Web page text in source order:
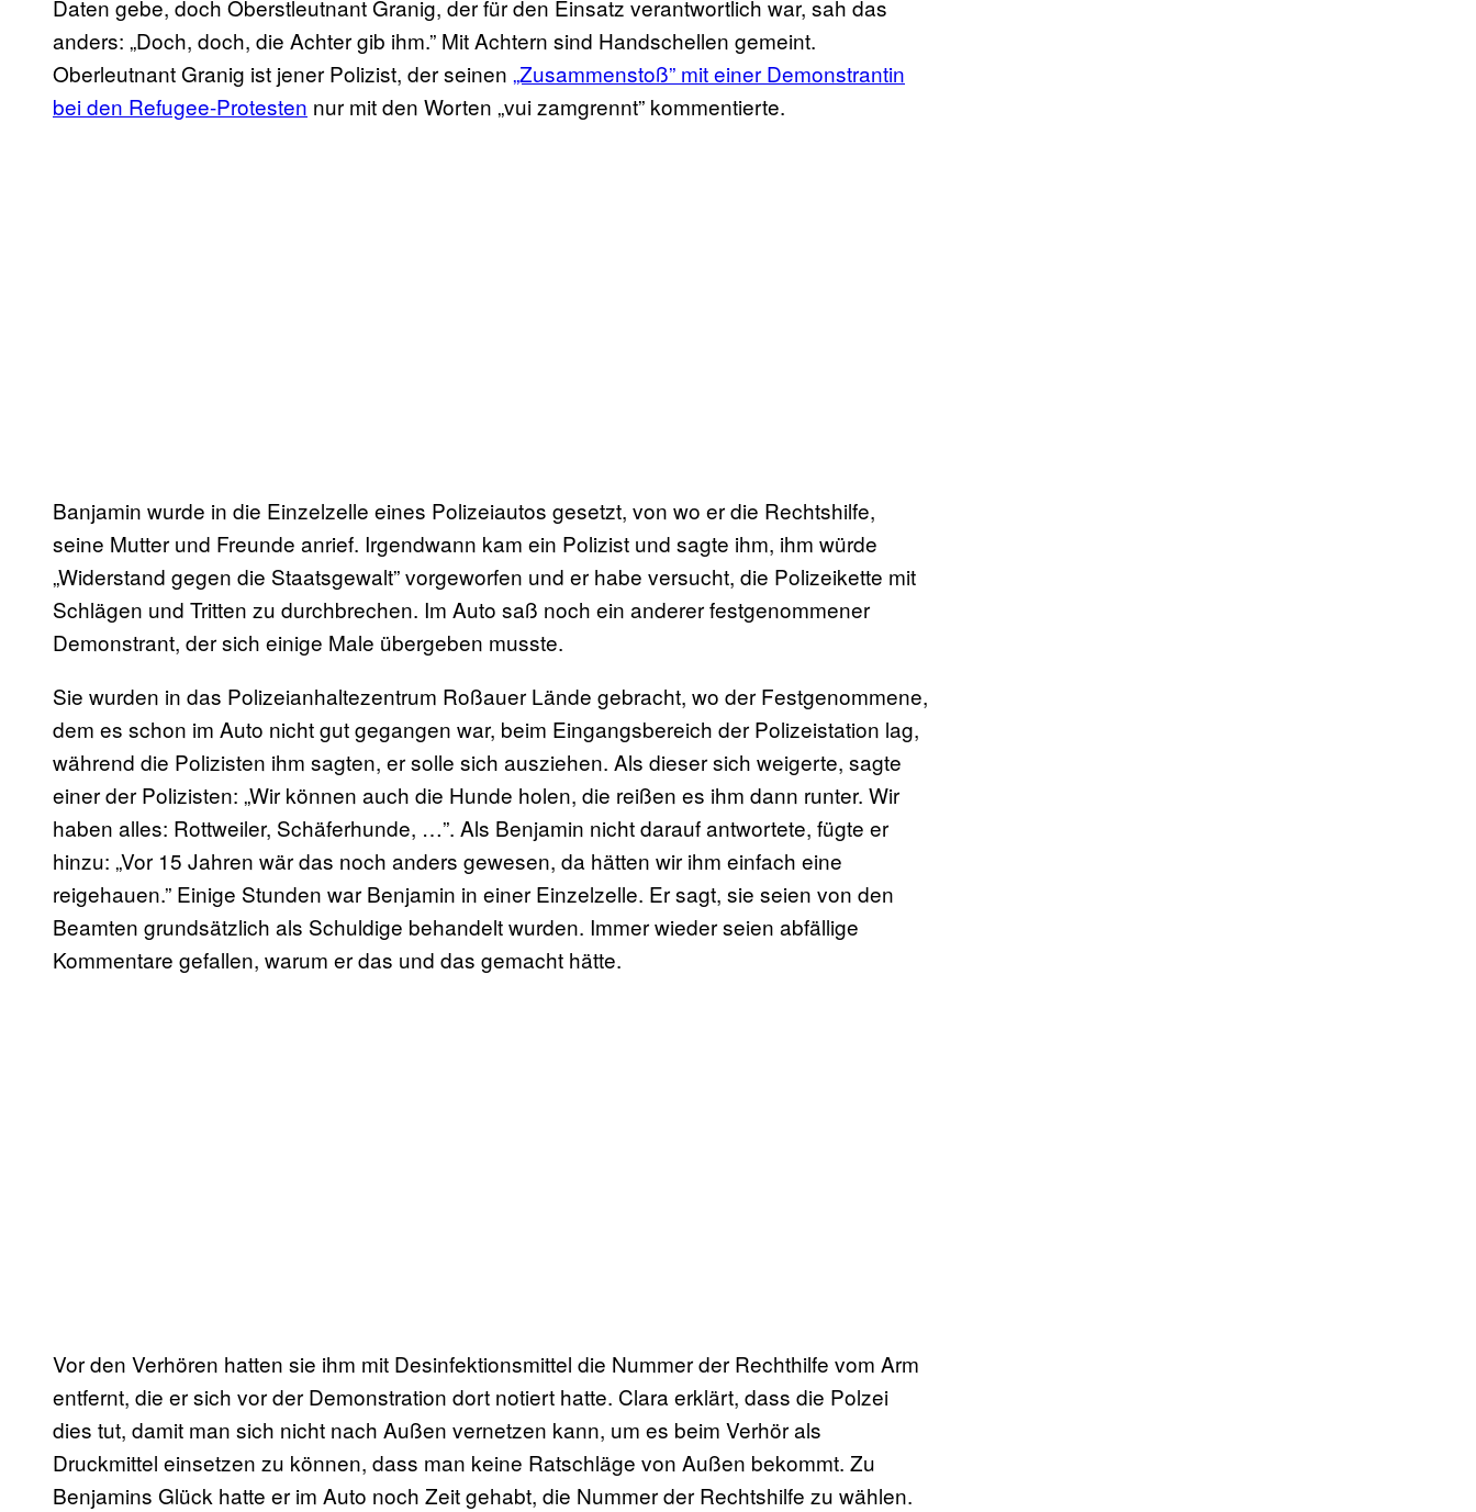
Daten gebe, doch Oberstleutnant Granig, der für den Einsatz verantwortlich war, sah das
anders: „Doch, doch, die Achter gib ihm.” Mit Achtern sind Handschellen gemeint.
Oberleutnant Granig ist jener Polizist, der seinen ​„Zusammenstoß” mit einer Demonstrantin
bei den Refugee-Protesten nur mit den Worten „vui zamgrennt” kommentierte.
​Banjamin wurde in die Einzelzelle eines Polizeiautos gesetzt, von wo er die Rechtshilfe,
seine Mutter und Freunde anrief. Irgendwann kam ein Polizist und sagte ihm, ihm würde
„Widerstand gegen die Staatsgewalt” vorgeworfen und er habe versucht, die Polizeikette mit
Schlägen und Tritten zu durchbrechen. Im Auto saß noch ein anderer festgenommener
Demonstrant, der sich einige Male übergeben musste.
Sie wurden in das Polizeianhaltezentrum Roßauer Lände gebracht, wo der Festgenommene,
dem es schon im Auto nicht gut gegangen war, beim Eingangsbereich der Polizeistation lag,
während die Polizisten ihm sagten, er solle sich ausziehen. Als dieser sich weigerte, sagte
einer der Polizisten: „Wir können auch die Hunde holen, die reißen es ihm dann runter. Wir
haben alles: Rottweiler, Schäferhunde, …”. Als Benjamin nicht darauf antwortete, fügte er
hinzu: „Vor 15 Jahren wär das noch anders gewesen, da hätten wir ihm einfach eine
reigehauen.” Einige Stunden war Benjamin in einer Einzelzelle. Er sagt, sie seien von den
Beamten grundsätzlich als Schuldige behandelt wurden. Immer wieder seien abfällige
Kommentare gefallen, warum er das und das gemacht hätte.
Vor den Verhören hatten sie ihm mit Desinfektionsmittel die Nummer der Rechthilfe vom Arm
entfernt, die er sich vor der Demonstration dort notiert hatte. Clara erklärt, dass die Polzei
dies tut, damit man sich nicht nach Außen vernetzen kann, um es beim Verhör als
Druckmittel einsetzen zu können, dass man keine Ratschläge von Außen bekommt. Zu
Benjamins Glück hatte er im Auto noch Zeit gehabt, die Nummer der Rechtshilfe zu wählen.